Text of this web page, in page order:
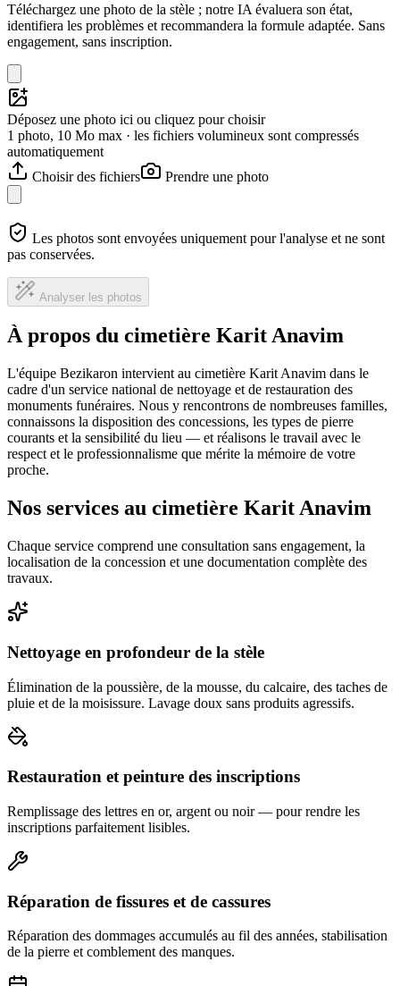
Téléchargez une photo de la stèle ; notre IA évaluera son état,
identifiera les problèmes et recommandera la formule adaptée. Sans
engagement, sans inscription.
Déposez une photo ici ou cliquez pour choisir
1 photo, 10 Mo max · les fichiers volumineux sont compressés
automatiquement
Choisir des fichiers
Prendre une photo
Les photos sont envoyées uniquement pour l'analyse et ne sont
pas conservées.
Analyser les photos
À propos du cimetière Karit Anavim
L'équipe Bezikaron intervient au cimetière Karit Anavim dans le
cadre d'un service national de nettoyage et de restauration des
monuments funéraires. Nous y rencontrons de nombreuses familles,
connaissons la disposition des concessions, les types de pierre
courants et la sensibilité du lieu — et réalisons le travail avec le
respect et le professionnalisme que mérite la mémoire de votre
proche.
Nos services au cimetière Karit Anavim
Chaque service comprend une consultation sans engagement, la
localisation de la concession et une documentation complète des
travaux.
Nettoyage en profondeur de la stèle
Élimination de la poussière, de la mousse, du calcaire, des taches de
pluie et de la moisissure. Lavage doux sans produits agressifs.
Restauration et peinture des inscriptions
Remplissage des lettres en or, argent ou noir — pour rendre les
inscriptions parfaitement lisibles.
Réparation de fissures et de cassures
Réparation des dommages accumulés au fil des années, stabilisation
de la pierre et comblement des manques.